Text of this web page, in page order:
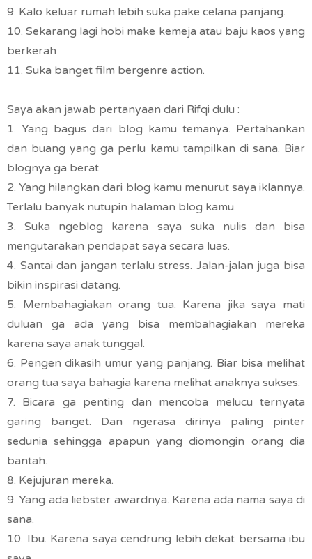
9. Kalo keluar rumah lebih suka pake celana panjang.
10. Sekarang lagi hobi make kemeja atau baju kaos yang
berkerah
11. Suka banget film bergenre action.
Saya akan jawab pertanyaan dari Rifqi dulu :
1. Yang bagus dari blog kamu temanya. Pertahankan
dan buang yang ga perlu kamu tampilkan di sana. Biar
blognya ga berat.
2. Yang hilangkan dari blog kamu menurut saya iklannya.
Terlalu banyak nutupin halaman blog kamu.
3. Suka ngeblog karena saya suka nulis dan bisa
mengutarakan pendapat saya secara luas.
4. Santai dan jangan terlalu stress. Jalan-jalan juga bisa
bikin inspirasi datang.
5. Membahagiakan orang tua. Karena jika saya mati
duluan ga ada yang bisa membahagiakan mereka
karena saya anak tunggal.
6. Pengen dikasih umur yang panjang. Biar bisa melihat
orang tua saya bahagia karena melihat anaknya sukses.
7. Bicara ga penting dan mencoba melucu ternyata
garing banget. Dan ngerasa dirinya paling pinter
sedunia sehingga apapun yang diomongin orang dia
bantah.
8. Kejujuran mereka.
9. Yang ada liebster awardnya. Karena ada nama saya di
sana.
10. Ibu. Karena saya cendrung lebih dekat bersama ibu